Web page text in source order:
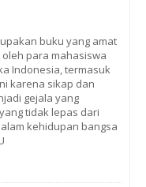
buku yang amat
para mahasiswa
Indonesia, termasuk
karena sikap dan
gejala yang
tidak lepas dari
kehidupan bangsa